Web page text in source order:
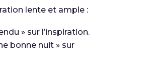
lente et ample :
» sur l’inspiration.
bonne nuit » sur